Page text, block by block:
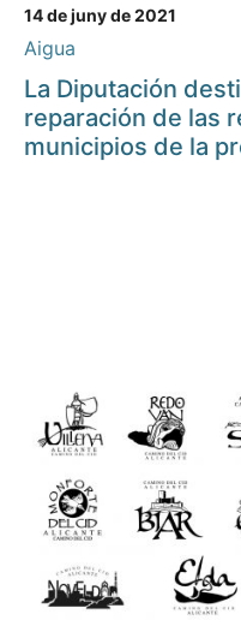
14 de juny de 2021
Aigua
La Diputación
reparación de las
municipios de la